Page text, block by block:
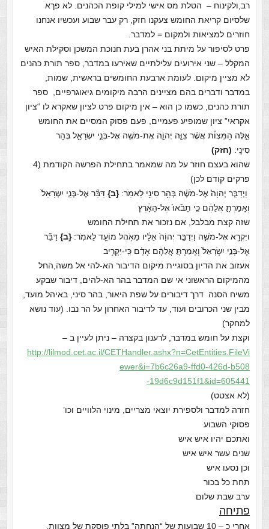
רב,ולקינוח – הטלת מס אישי למילי קופת הכהנים. לא פךא
שלסיום קריאת החומש צעקנו חזק, רק עבר שבוע ועכשיו אנחנו
חוזרים למציאות ולמקום = למדבר.
פרט לסיפור על מיתת בני אהרן בעת חנוכת המשכן וסקילת האיש
המקלל – שני אירועים עלילתיים שאירעו במדבר, ספר תורת כהנים
לא מציין מיקום. לעומת ארבעת החומשים בראשית, שמות,
במדבר ודברים בהם מציינים הרבה מיקומים גיאוגרפיים, ספר
תורת כהנים, כשמו כן הוא – אין מיקום פרט לציון שאקרא לו “ציון
אקראי” ציון שמופיע פעמיים, פעם פסוק המסיים את החומש
אֵ֣לֶּה הַמִּצְוֹ֗ת אֲשֶׁ֨ר צִוָּ֧ה יְהוָֹ֛ה אֶת-מֹשֶׁ֖ה אֶל-בְּנֵ֣י יִשְׂרָאֵ֑ל בְּהַ֖ר
סִינָֽי: (חזק)
שהוא בעצם חוזר על מה שמאמר בתחילת הפרשה הקודמת (4
פרקים קודם לכן)
וַיְדַבֵּ֤ר יְהוָֹה֙ אֶל-מֹשֶׁ֔ה בְּהַ֥ר סִינַ֖י לֵאמֹֽר:{ב}דַּבֵּ֞ר אֶל-בְּנֵ֤י יִשְׂרָאֵל֙
וְאָֽמַרְתָּ֣ אֲלֵהֶ֔ם כִּ֤י תָבֹ֨אוּ֙ אֶל-הָאָ֔רֶץ
שזה קצת מבלבל, אם נזכור את תחילת החומש
ויִּקְרָ֖א אֶל-מֹשֶׁ֑ה וַיְדַבֵּ֤ר יְהוָֹה֙ אֵלָ֔יו מֵאֹ֥הֶל מוֹעֵ֖ד לֵאמֹֽר:{ב}דַּבֵּ֞ר
אֶל-בְּנֵ֤י יִשְׂרָאֵל֙ וְאָֽמַרְתָּ֣ אֲלֵהֶ֔ם אָדָ֗ם כִּֽי-יַקְרִ֥יב
אעזוב את הדיון בסוגיית מיקום הדיבור הא-להי אל משה,החל
מהמיקום הראשוני אי שם המדבר בהר הא-להים, דיבור שבקע
משיח הסנה דרך דיבורים על שפת היאור, בהר סיני, באיהל מועד,
מבין שני הכרובים ועוד, עד לדיבור האחרון על הר נבו. (עוד נושא
למחקר)
וקצת על חומש במדבר, לרענון בקצרה – ניתן לעיין ב –
http://lilmod.cet.ac.il/CETHandler.ashx?n=CetEntities.FileVi
ewer&i=7b6c26a9-ffd0-426d-b508
-19d6c9d151f1&id=605441
(לא אצטט)
חזרה למדבר ולספירת יוצאי מצריים, מינוי הלוויים וכו’
פסוקי השבוע
ואתכם יהיו איש איש
שנים עשר איש איש
וכן נסעו איש
תחת כל בכור
ערב שבת שלום
פתיחה
אחרי כ – 10 שבועות של “הנחתה” בלתי פוסקת של מצוות,